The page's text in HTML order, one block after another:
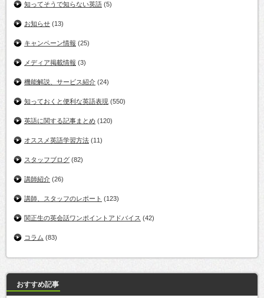
知ってそうで知らない英語 (5)
お知らせ (13)
キャンペーン情報 (25)
メディア掲載情報 (3)
機能解説、サービス紹介 (24)
知っておくと便利な英語表現 (550)
英語に関する記事まとめ (120)
オススメ英語学習方法 (11)
スタッフブログ (82)
講師紹介 (26)
講師、スタッフのレポート (123)
関正生の英会話ワンポイントアドバイス (42)
コラム (83)
おすすめ記事